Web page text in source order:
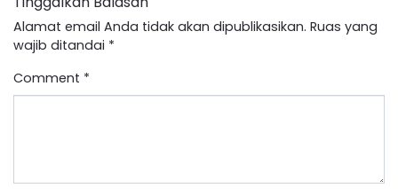
Alamat email Anda tidak akan dipublikasikan. Ruas yang
wajib ditandai *
Comment *